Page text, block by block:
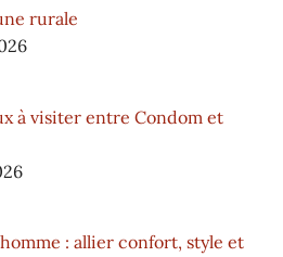
rurale
à visiter entre Condom et
: allier confort, style et